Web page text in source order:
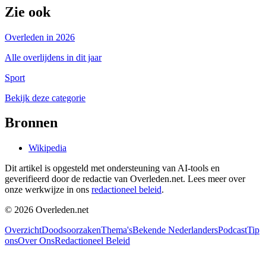
Zie ook
Overleden in 2026
Alle overlijdens in dit jaar
Sport
Bekijk deze categorie
Bronnen
Wikipedia
Dit artikel is opgesteld met ondersteuning van AI-tools en
geverifieerd door de redactie van Overleden.net. Lees meer over
onze werkwijze in ons redactioneel beleid.
© 2026 Overleden.net
OverzichtDoodsoorzakenThema'sBekende NederlandersPodcastTip
onsOver OnsRedactioneel Beleid